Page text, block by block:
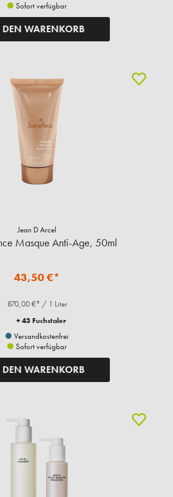
Sofort verfügbar
WARENKORB
Jean D Arcel
Masque Anti-Age, 50ml
43,50 €*
870,00 €* / 1 Liter
+ 43 Fuchstaler
Versandkostenfrei
Sofort verfügbar
WARENKORB